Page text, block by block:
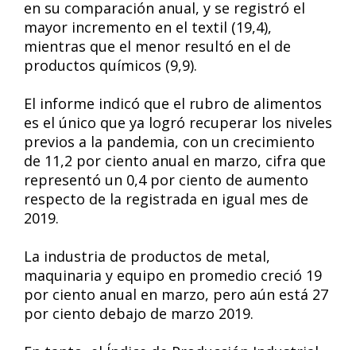
en su comparación anual, y se registró el
mayor incremento en el textil (19,4),
mientras que el menor resultó en el de
productos químicos (9,9).
El informe indicó que el rubro de alimentos
es el único que ya logró recuperar los niveles
previos a la pandemia, con un crecimiento
de 11,2 por ciento anual en marzo, cifra que
representó un 0,4 por ciento de aumento
respecto de la registrada en igual mes de
2019.
La industria de productos de metal,
maquinaria y equipo en promedio creció 19
por ciento anual en marzo, pero aún está 27
por ciento debajo de marzo 2019.